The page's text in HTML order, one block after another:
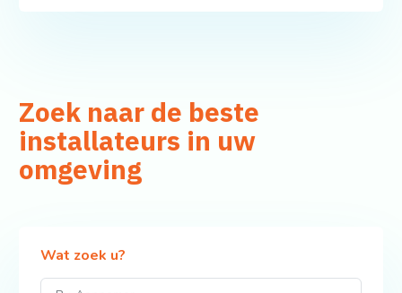
Zoek naar de beste
installateurs in uw
omgeving
Wat zoek u?